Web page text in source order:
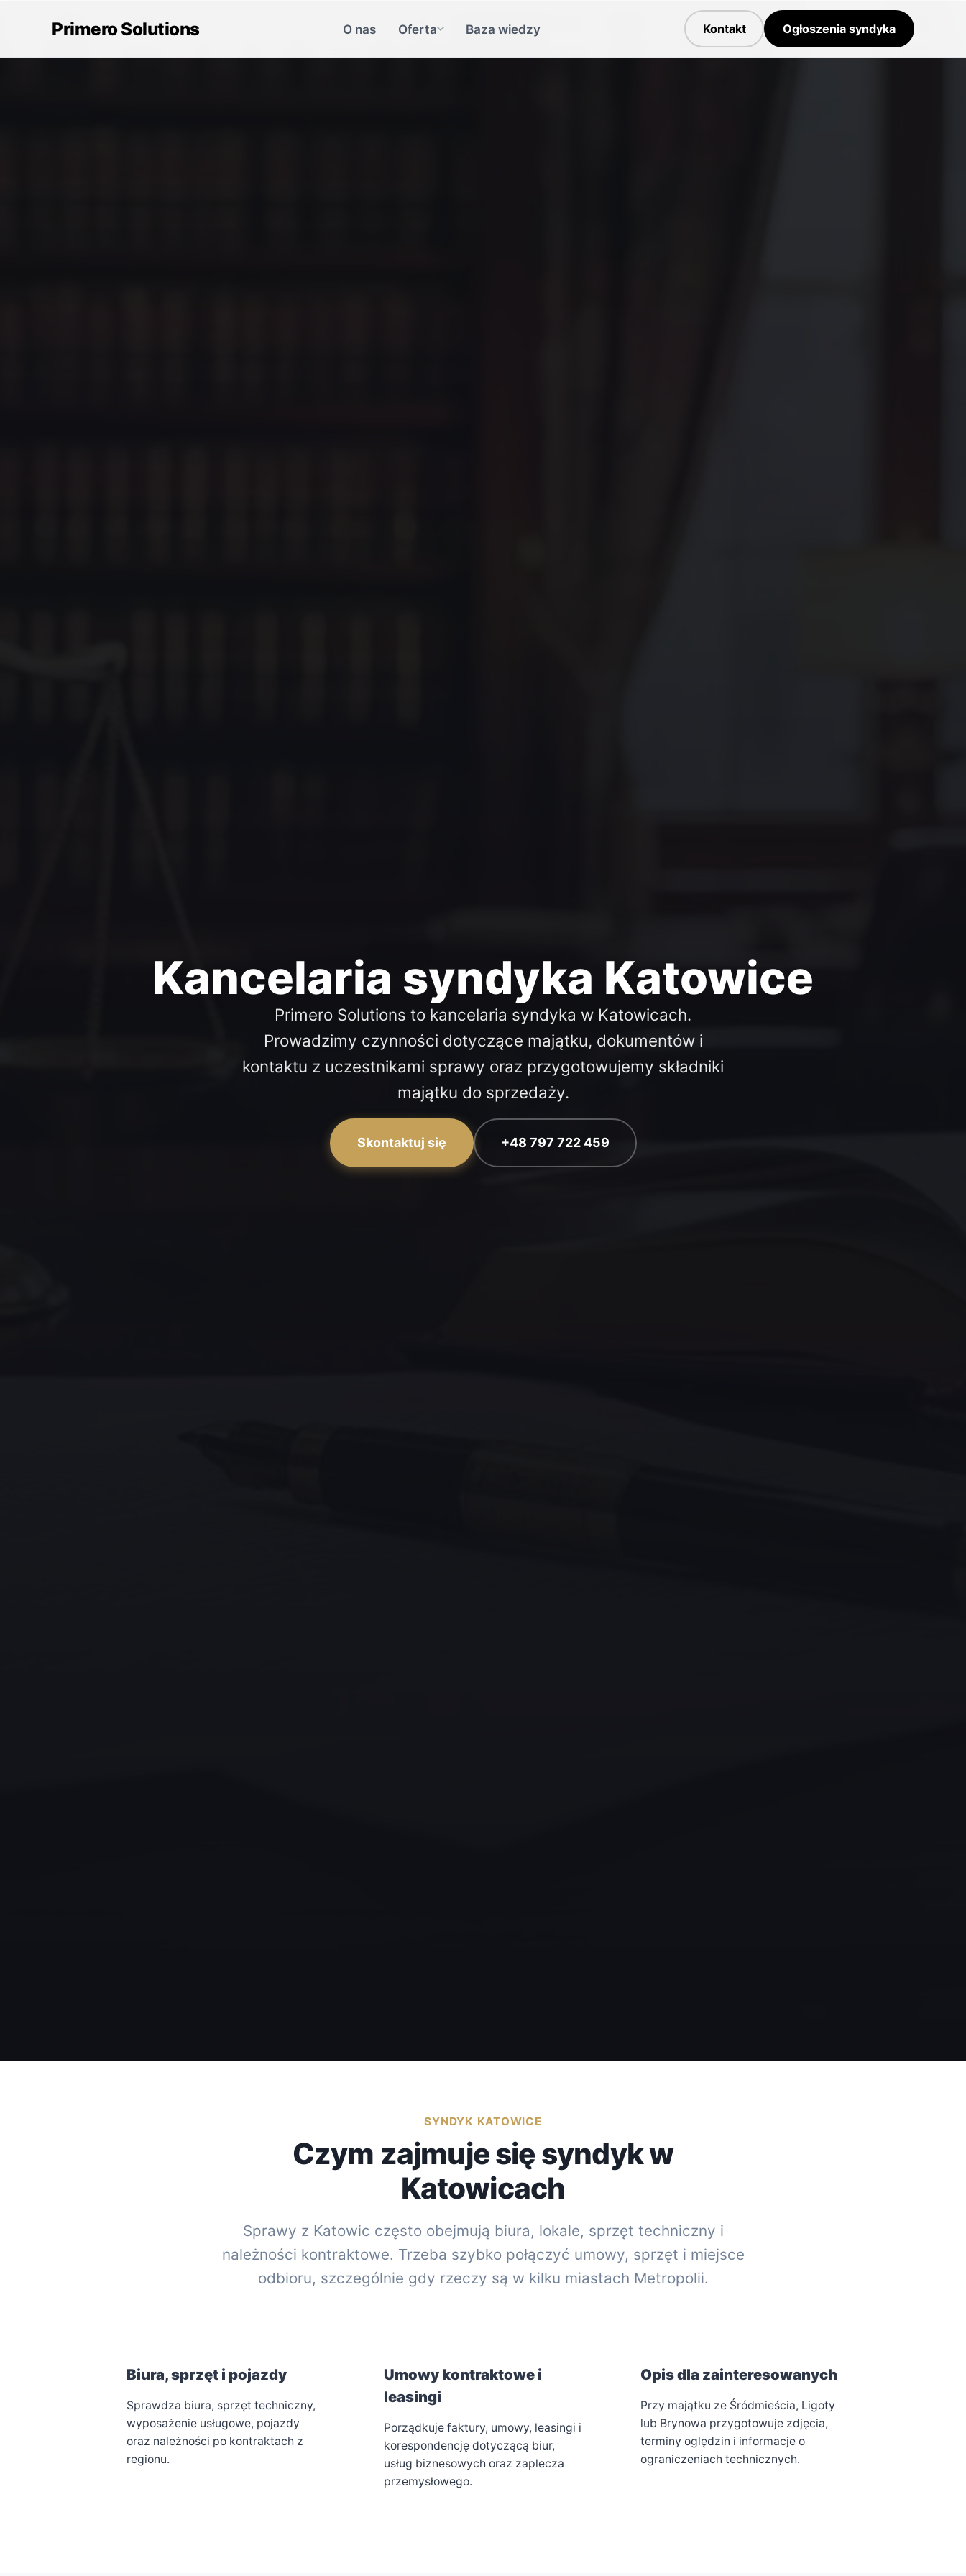
Primero Solutions O nas Oferta Baza wiedzy Kontakt Ogłoszenia syndyka
Kancelaria syndyka Katowice
Primero Solutions to kancelaria syndyka w Katowicach.
Prowadzimy czynności dotyczące majątku, dokumentów i
kontaktu z uczestnikami sprawy oraz przygotowujemy składniki
majątku do sprzedaży.
Skontaktuj się +48 797 722 459
SYNDYK KATOWICE
Czym zajmuje się syndyk w
Katowicach
Sprawy z Katowic często obejmują biura, lokale, sprzęt techniczny i
należności kontraktowe. Trzeba szybko połączyć umowy, sprzęt i miejsce
odbioru, szczególnie gdy rzeczy są w kilku miastach Metropolii.
Biura, sprzęt i pojazdy
Sprawdza biura, sprzęt techniczny,
wyposażenie usługowe, pojazdy
oraz należności po kontraktach z
regionu.
Umowy kontraktowe i
leasingi
Porządkuje faktury, umowy, leasingi i
korespondencję dotyczącą biur,
usług biznesowych oraz zaplecza
przemysłowego.
Opis dla zainteresowanych
Przy majątku ze Śródmieścia, Ligoty
lub Brynowa przygotowuje zdjęcia,
terminy oględzin i informacje o
ograniczeniach technicznych.